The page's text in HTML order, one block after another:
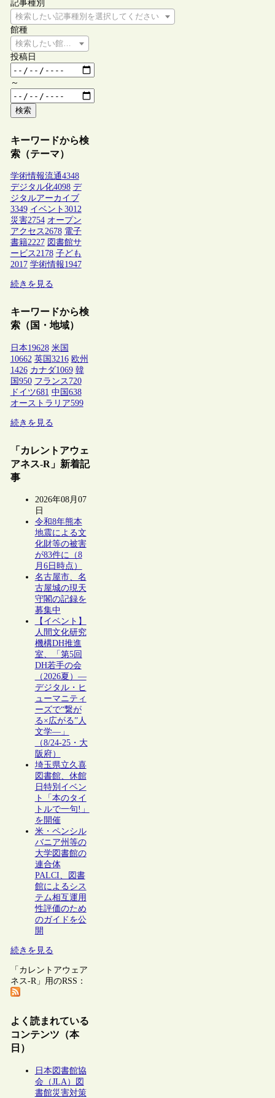
記事種別
検索したい記事種別を選択してください
館種
検索したい館種を選択してください
投稿日
～
検索
キーワードから検
索（テーマ）
学術情報流通4348
デジタル化4098 デ
ジタルアーカイブ
3349 イベント 3012
災害2754 オープン
アクセス2678 電子
書籍2227 図書館サ
ービス2178 子ども
2017 学術情報1947
続きを見る
キーワードから検
索（国・地域）
日本19628 米国
10662 英国3216 欧州
1426 カナダ1069 韓
国950 フランス 720
ドイツ681 中国638
オーストラリア599
続きを見る
「カレントアウェ
アネス-R」新着記
事
2026年08月07
日
令和8年熊本
地震による文
化財等の被害
が83件に（8
月6日時点）
名古屋市、名
古屋城の現天
守閣の記録を
募集中
【イベント】
人間文化研究
機構DH推進
室、「第5回
DH若手の会
（2026夏）―
デジタル・ヒ
ューマニティ
ーズで“繋が
る×広がる”人
文学―」
（8/24-25・大
阪府）
埼玉県立久喜
図書館、休館
日特別イベン
ト「本のタイ
トルで一句!」
を開催
米・ペンシル
バニア州等の
大学図書館の
連合体
PALCI、図書
館によるシス
テム相互運用
性評価のため
のガイドを公
開
続きを見る
「カレントアウェア
ネス-R」用のRSS：
よく読まれている
コンテンツ（本
日）
日本図書館協
会（JLA）図
書館災害対策